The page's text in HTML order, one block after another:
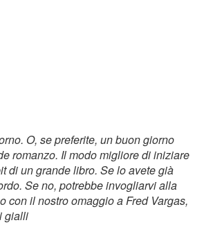
O, se preferite, un buon giorno
romanzo. Il modo migliore di iniziare
di un grande libro. Se lo avete già
Se no, potrebbe invogliarvi alla
con il nostro omaggio a Fred Vargas,
gialli